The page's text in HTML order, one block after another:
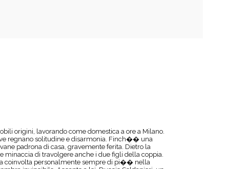
origini, lavorando come domestica a ore a Milano.
regnano solitudine e disarmonia. Finch�� una
padrona di casa, gravemente ferita. Dietro la
minaccia di travolgere anche i due figli della coppia.
coinvolta personalmente sempre di pi�� nella